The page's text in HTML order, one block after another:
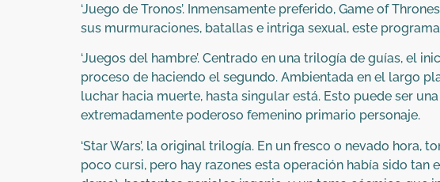
‘Juego de Tronos’. Inmensamente preferido, Game of
sus murmuraciones, batallas e intriga sexual, este
‘Juegos del hambre’. Centrado en una trilogía de guías, el
proceso de haciendo el segundo. Ambientada en el largo
luchar hacia muerte, hasta singular está. Esto puede ser
extremadamente poderoso femenino primario personaje.
‘Star Wars’, la original trilogía. En un fresco o nevado
poco cursi, pero hay razones esta operación había sido